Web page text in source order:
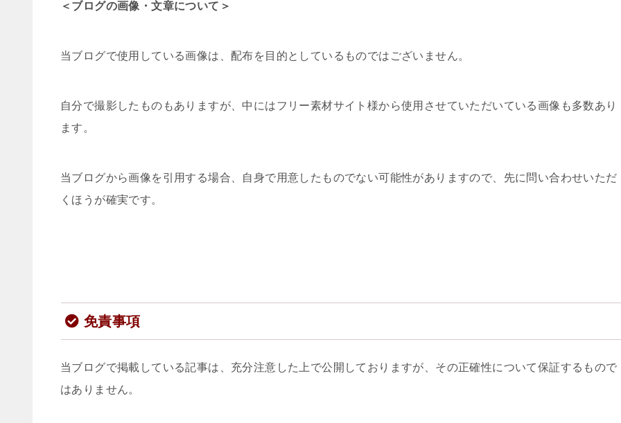
＜ブログの画像・文章について＞
当ブログで使用している画像は、配布を目的としているものではございません。
自分で撮影したものもありますが、中にはフリー素材サイト様から使用させていただいている画像も多数あり
ます。
当ブログから画像を引用する場合、自身で用意したものでない可能性がありますので、先に問い合わせいただ
くほうが確実です。
免責事項
当ブログで掲載している記事は、充分注意した上で公開しておりますが、その正確性について保証するもので
はありません。